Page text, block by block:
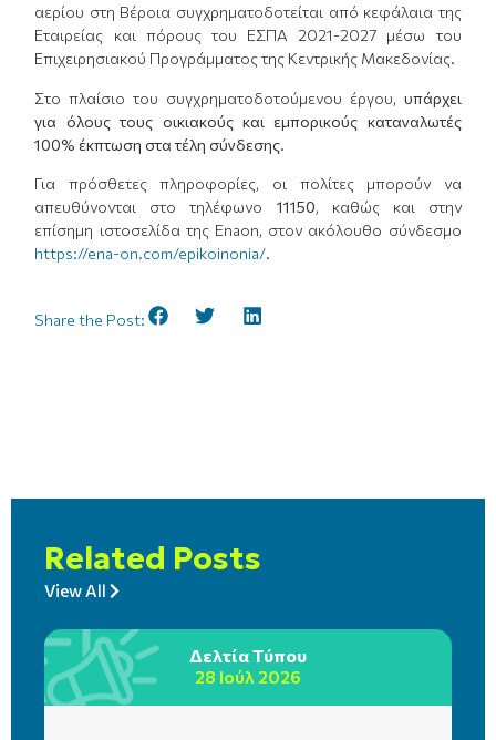
αερίου στη Βέροια συγχρηματοδοτείται από κεφάλαια της
Εταιρείας και πόρους του ΕΣΠΑ 2021-2027 μέσω του
Επιχειρησιακού Προγράμματος της Κεντρικής Μακεδονίας.
Στο πλαίσιο του συγχρηματοδοτούμενου έργου, υπάρχει
για όλους τους οικιακούς και εμπορικούς καταναλωτές
100% έκπτωση στα τέλη σύνδεσης.
Για πρόσθετες πληροφορίες, οι πολίτες μπορούν να
απευθύνονται στο τηλέφωνο 11150, καθώς και στην
επίσημη ιστοσελίδα της Enaon, στον ακόλουθο σύνδεσμο
https://ena-on.com/epikoinonia/.
Share the Post:
Related Posts
View All
Δελτία Τύπου
28 Ιούλ 2026